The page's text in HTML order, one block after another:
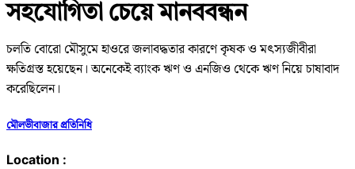
সহযোগিতা চেয়ে মানববন্ধন
চলতি বোরো মৌসুমে হাওরে জলাবদ্ধতার কারণে কৃষক ও মৎস্যজীবীরা
ক্ষতিগ্রস্ত হয়েছেন। অনেকেই ব্যাংক ঋণ ও এনজিও থেকে ঋণ নিয়ে চাষাবাদ
করেছিলেন।
মৌলভীবাজার প্রতিনিধি
Location :